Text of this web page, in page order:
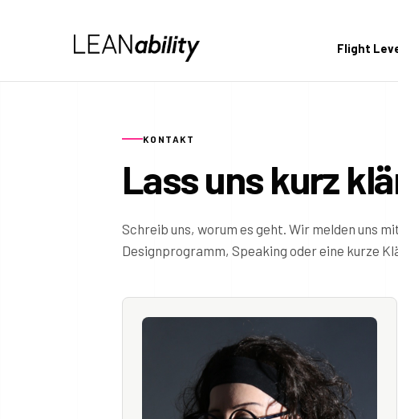
Flight
KONTAKT
Lass uns kurz
Schreib uns, worum es geht. Wir melden uns
Designprogramm, Speaking oder eine kurze